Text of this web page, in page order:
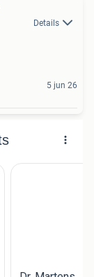
Details
5 jun 26